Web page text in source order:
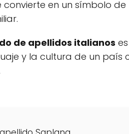
convierte en un símbolo de
de apellidos italianos
y la cultura de un país